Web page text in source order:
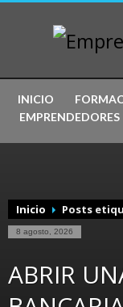
INICIO
EMPRENDEDORES
Inicio Posts
8 agosto, 2026
ABRIR